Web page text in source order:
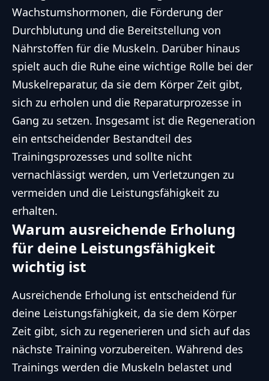
Wachstumshormonen, die Förderung der
Durchblutung und die Bereitstellung von
Nährstoffen für die Muskeln. Darüber hinaus
spielt auch die Ruhe eine wichtige Rolle bei der
Muskelreparatur, da sie dem Körper Zeit gibt,
sich zu erholen und die Reparaturprozesse in
Gang zu setzen. Insgesamt ist die Regeneration
ein entscheidender Bestandteil des
Trainingsprozesses und sollte nicht
vernachlässigt werden, um Verletzungen zu
vermeiden und die Leistungsfähigkeit zu
erhalten.
Warum ausreichende Erholung
für deine Leistungsfähigkeit
wichtig ist
Ausreichende Erholung ist entscheidend für
deine Leistungsfähigkeit, da sie dem Körper
Zeit gibt, sich zu regenerieren und sich auf das
nächste Training vorzubereiten. Während des
Trainings werden die Muskeln belastet und